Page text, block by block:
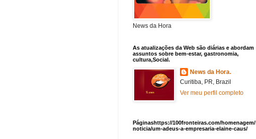
News da Hora
As atualizações da Web são diárias e abordam
assuntos sobre bem-estar, gastronomia,
cultura,Social.
News da Hora.
Curitiba, PR, Brazil
Ver meu perfil completo
Páginashttps://100fronteiras.com/homenagem/
noticia/um-adeus-a-empresaria-elaine-caus/